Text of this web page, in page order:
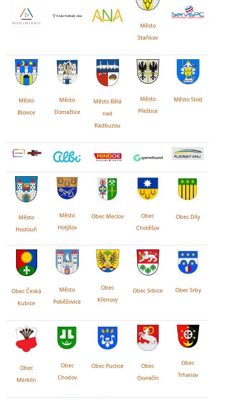
Město
Staňkov
Město
Blovice
Město
Domažlice
Město Bělá
nad
Radbuzou
Město
Přeštice
Město Stod
Město
Hostouň
Město
Holýšov
Obec Meclov
Obec
Chotěšov
Obec Díly
Obec Česká
Kubice
Město
Poběžovice
Obec
Křenovy
Obec Srbice Obec Srby
Obec
Merklín
Obec
Chodov
Obec Puclice
Obec
Osvračín
Obec
Trhanov